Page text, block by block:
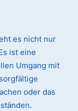
es nicht nur
ist eine
Umgang mit
oder das